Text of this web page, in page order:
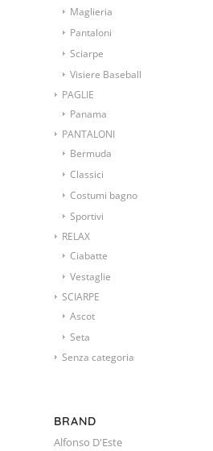
Maglieria
Pantaloni
Sciarpe
Visiere Baseball
PAGLIE
Panama
PANTALONI
Bermuda
Classici
Costumi bagno
Sportivi
RELAX
Ciabatte
Vestaglie
SCIARPE
Ascot
Seta
Senza categoria
BRAND
Alfonso D'Este